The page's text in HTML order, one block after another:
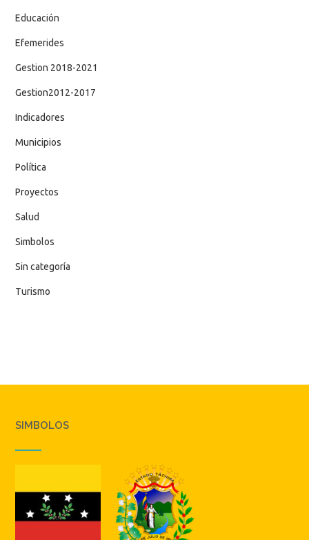
Educación
Efemerides
Gestion 2018-2021
Gestion2012-2017
Indicadores
Municipios
Política
Proyectos
Salud
Simbolos
Sin categoría
Turismo
SIMBOLOS